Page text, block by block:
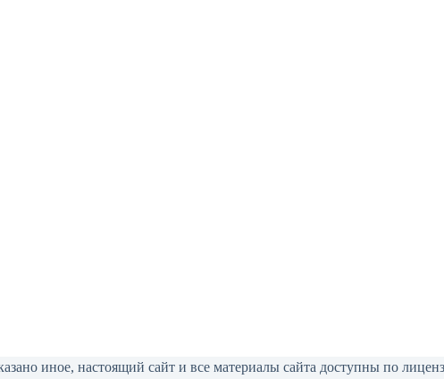
иное, настоящий сайт и все материалы сайта доступны по